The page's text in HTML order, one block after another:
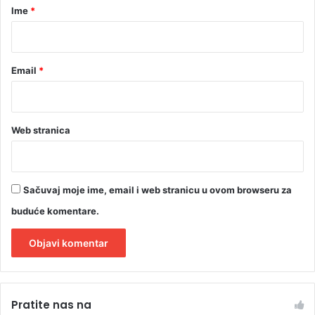
rIme *
Email *
Web stranica
Sačuvaj moje ime, email i web stranicu u ovom browseru za
buduće komentare.
tPratite nas na